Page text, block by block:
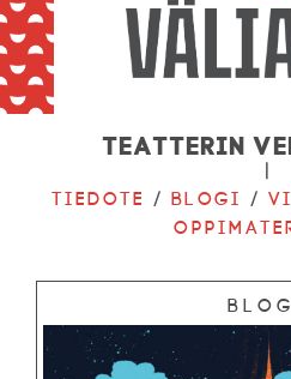
Teatterin
|
Tiedote /Blogi /